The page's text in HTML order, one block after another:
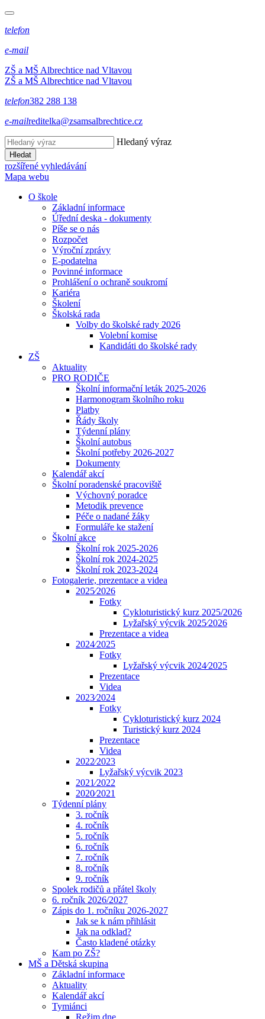
telefon
e-mail
ZŠ a MŠ Albrechtice nad Vltavou
ZŠ a MŠ Albrechtice nad Vltavou
telefon382 288 138
e-mailreditelka@zsamsalbrechtice.cz
Hledaný výraz
Hledat
rozšířené vyhledávání
Mapa webu
O škole
Základní informace
Úřední deska - dokumenty
Píše se o nás
Rozpočet
Výroční zprávy
E-podatelna
Povinné informace
Prohlášení o ochraně soukromí
Kariéra
Školení
Školská rada
Volby do školské rady 2026
Volební komise
Kandidáti do školské rady
ZŠ
Aktuality
PRO RODIČE
Školní informační leták 2025-2026
Harmonogram školního roku
Platby
Řády školy
Týdenní plány
Školní autobus
Školní potřeby 2026-2027
Dokumenty
Kalendář akcí
Školní poradenské pracoviště
Výchovný poradce
Metodik prevence
Péče o nadané žáky
Formuláře ke stažení
Školní akce
Školní rok 2025-2026
Školní rok 2024-2025
Školní rok 2023-2024
Fotogalerie, prezentace a videa
2025⁄2026
Fotky
Cykloturistický kurz 2025/2026
Lyžařský výcvik 2025⁄2026
Prezentace a videa
2024⁄2025
Fotky
Lyžařský výcvik 2024⁄2025
Prezentace
Videa
2023⁄2024
Fotky
Cykloturistický kurz 2024
Turistický kurz 2024
Prezentace
Videa
2022⁄2023
Lyžařský výcvik 2023
2021⁄2022
2020⁄2021
Týdenní plány
3. ročník
4. ročník
5. ročník
6. ročník
7. ročník
8. ročník
9. ročník
Spolek rodičů a přátel školy
6. ročník 2026/2027
Zápis do 1. ročníku 2026-2027
Jak se k nám přihlásit
Jak na odklad?
Často kladené otázky
Kam po ZŠ?
MŠ a Dětská skupina
Základní informace
Aktuality
Kalendář akcí
Tymiánci
Režim dne